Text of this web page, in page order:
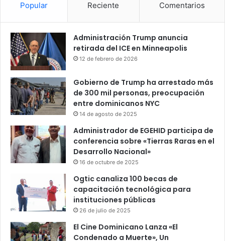
Popular Reciente Comentarios
Administración Trump anuncia
retirada del ICE en Minneapolis
12 de febrero de 2026
Gobierno de Trump ha arrestado más
de 300 mil personas, preocupación
entre dominicanos NYC
14 de agosto de 2025
Administrador de EGEHID participa de
conferencia sobre «Tierras Raras en el
Desarrollo Nacional»
16 de octubre de 2025
Ogtic canaliza 100 becas de
capacitación tecnológica para
instituciones públicas
26 de julio de 2025
El Cine Dominicano Lanza «El
Condenado a Muerte», Un